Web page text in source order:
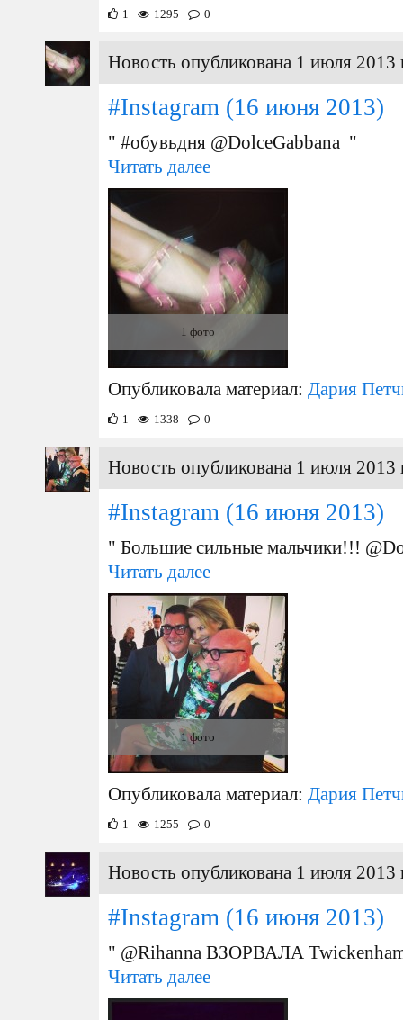
1 1295 0
Новость опубликована 1 июля 2013
#Instagram (16 июня 2013)
" #обувьдня @DolceGabbana "
Читать далее
1 фото
Опубликовала материал: Дария
1 1338 0
Новость опубликована 1 июля 2013
#Instagram (16 июня 2013)
" Большие сильные мальчики!!!
Читать далее
1 фото
Опубликовала материал: Дария
1 1255 0
Новость опубликована 1 июля 2013
#Instagram (16 июня 2013)
" @Rihanna ВЗОРВАЛА
Читать далее